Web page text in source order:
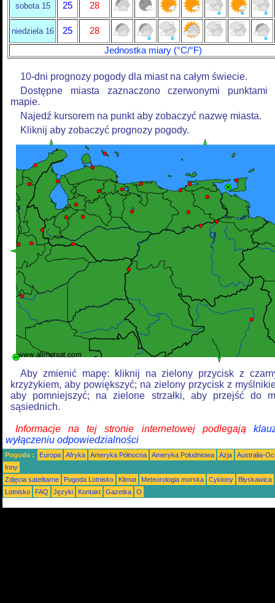
sobota 15 25 28
niedziela 16 25
28
Jednostka miary (°C/°F)
10-dni prognozy pogody dla miast na całym świecie.
Dostępne miasta zaznaczono czerwonymi punktami
mapie.
Najedź kursorem na punkt aby zobaczyć nazwę miasta.
Kliknij aby zobaczyć prognozy pogody.
Aby zmienić mapę: kliknij na zielony przycisk z
krzyżykiem, aby powiększyć; na zielony przycisk z
aby pomniejszyć; na zielone strzałki, aby przejść do
sąsiednich.
Informacje na tej stronie internetowej podlegają
wyłączeniu odpowiedzialności
Pogoda : Europa Afryka Ameryka Północna Ameryka Południowa Azja
Australia-
Inny
Zdjęcia satelitarne
Pogoda Lotnisko Klimat Meteorologia morska Cyklony
Błyskawica
Lotnisko
FAQ Języki Kontakt Gazetka O